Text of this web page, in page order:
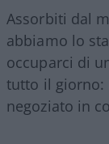
Assorbiti dal
abbiamo lo
occuparci di
tutto il giorno:
negoziato in